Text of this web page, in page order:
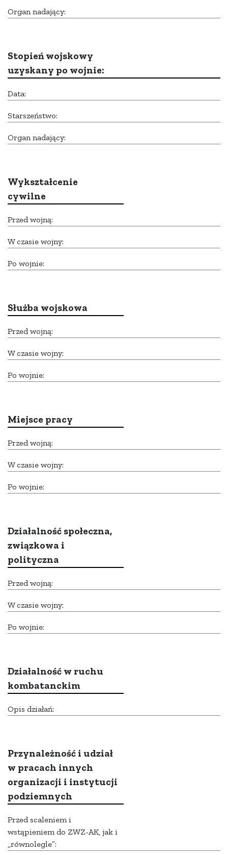
Organ nadający:
Stopień wojskowy
uzyskany po wojnie:
Data:
Starszeństwo:
Organ nadający:
Wykształcenie
cywilne
Przed wojną:
W czasie wojny:
Po wojnie:
Służba wojskowa
Przed wojną:
W czasie wojny:
Po wojnie:
Miejsce pracy
Przed wojną:
W czasie wojny:
Po wojnie:
Działalność społeczna,
związkowa i
polityczna
Przed wojną:
W czasie wojny:
Po wojnie:
Działalność w ruchu
kombatanckim
Opis działań:
Przynależność i udział
w pracach innych
organizacji i instytucji
podziemnych
Przed scaleniem i
wstąpieniem do ZWZ-AK, jak i
„równolegle”: